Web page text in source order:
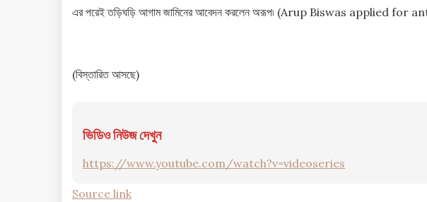
এর পরেই তড়িঘড়ি আগাম জামিনের আবেদন করলেন অরূপ৷ (Arup Biswas applied
(বিস্তারিত আসছে)
ভিডিও নিউজ দেখুন
https://www.youtube.com/watch?v=videoseries
Source link